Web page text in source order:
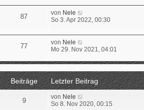
r
a
g
B
e
i
r
a
g
e
t
r
e
t
r
a
g
87 von Nele
e
e
t
r
e
i
t
a
So 3. Apr 2022, 00:30
77 von Nele
e
e
s
t
e
r
e
Mo 29. Nov 2021, 04:01
Beiträge
Letzter Beitrag
9 von Nele
e
So 8. Nov 2020, 00:15